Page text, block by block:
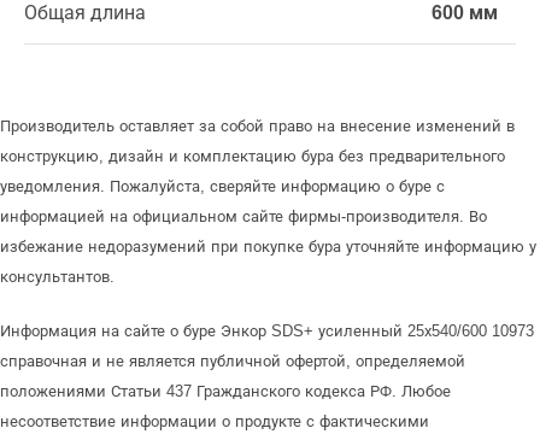
Общая длина 600 мм
Производитель оставляет за собой право на внесение изменений в
конструкцию, дизайн и комплектацию бура без предварительного
уведомления. Пожалуйста, сверяйте информацию о буре с
информацией на официальном сайте фирмы-производителя. Во
избежание недоразумений при покупке бура уточняйте информацию у
консультантов.
Информация на сайте о буре Энкор SDS+ усиленный 25х540/600 10973
справочная и не является публичной офертой, определяемой
положениями Статьи 437 Гражданского кодекса РФ. Любое
несоответствие информации о продукте с фактическими